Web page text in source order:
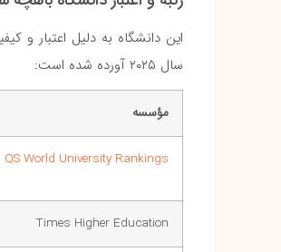
این دانشگاه به دلیل اعتبار و
سال ۲۰۲۵ آورده شده است:
مؤسسه
QS World University Rankings
Times Higher Education